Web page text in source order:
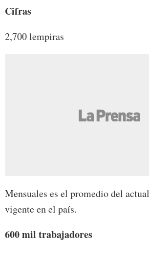
Cifras
2,700 lempiras
Mensuales es el promedio del
vigente en el país.
600 mil trabajadores